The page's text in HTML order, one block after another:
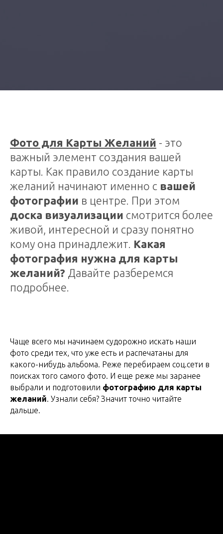
Фото для Карты Желаний - это
важный элемент создания вашей
карты. Как правило создание карты
желаний начинают именно с вашей
фотографии в центре. При этом
доска визуализации смотрится более
живой, интересной и сразу понятно
кому она принадлежит. Какая
фотография нужна для карты
желаний? Давайте разберемся
подробнее.
Чаще всего мы начинаем судорожно искать наши
фото среди тех, что уже есть и распечатаны для
какого-нибудь альбома. Реже перебираем соц.сети в
поисках того самого фото. И еще реже мы заранее
выбрали и подготовили фотографию для карты
желаний. Узнали себя? Значит точно читайте
дальше.